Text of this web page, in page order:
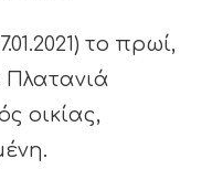
το πρωί,
οικίας,